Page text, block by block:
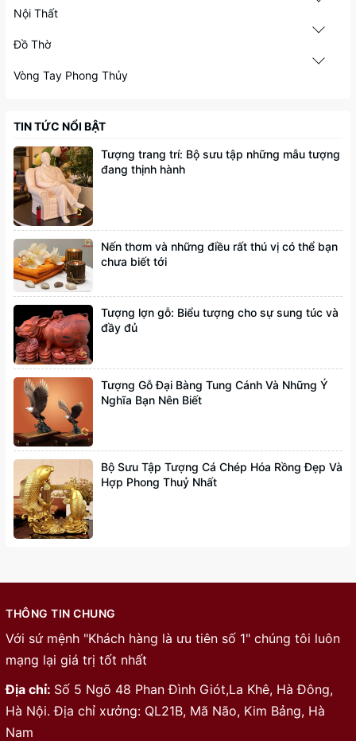
Nội Thất
Đồ Thờ
Vòng Tay Phong Thủy
TIN TỨC NỔI BẬT
Tượng trang trí: Bộ sưu tập những mẫu tượng
đang thịnh hành
Nến thơm và những điều rất thú vị có thể bạn
chưa biết tới
Tượng lợn gỗ: Biểu tượng cho sự sung túc và
đầy đủ
Tượng Gỗ Đại Bàng Tung Cánh Và Những Ý
Nghĩa Bạn Nên Biết
Bộ Sưu Tập Tượng Cá Chép Hóa Rồng Đẹp Và
Hợp Phong Thuỷ Nhất
THÔNG TIN CHUNG
Với sứ mệnh "Khách hàng là ưu tiên số 1" chúng tôi luôn
mạng lại giá trị tốt nhất
Địa chỉ: Số 5 Ngõ 48 Phan Đình Giót,La Khê, Hà Đông,
Hà Nội. Địa chỉ xưởng: QL21B, Mã Não, Kim Bảng, Hà
Nam